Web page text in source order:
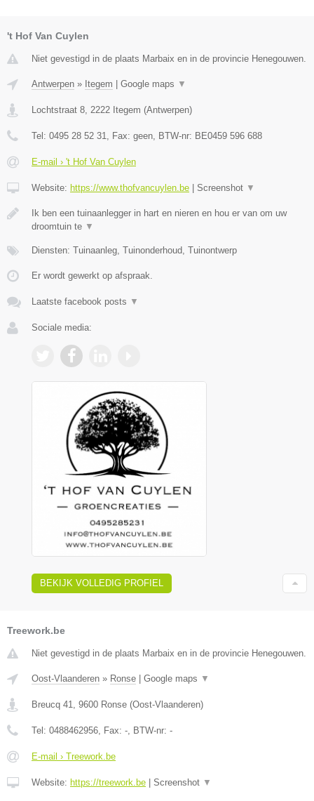
't Hof Van Cuylen
Niet gevestigd in de plaats Marbaix en in de provincie Henegouwen.
Antwerpen » Itegem Google maps ▼
Lochtstraat 8 2222 Itegem (Antwerpen)
Tel: 0495 28 52 31 , Fax: geen , BTW-nr: BE0459 596 688
E-mail › 't Hof Van Cuylen
Website: https://www.thofvancuylen.be Screenshot ▼
Ik ben een tuinaanlegger in hart en nieren en hou er van om uw
droomtuin te ▼
Diensten: Tuinaanleg, Tuinonderhoud, Tuinontwerp
Er wordt gewerkt op afspraak.
Laatste facebook posts ▼
Sociale media:
BEKIJK VOLLEDIG PROFIEL
Treework.be
Niet gevestigd in de plaats Marbaix en in de provincie Henegouwen.
Oost-Vlaanderen » Ronse Google maps ▼
Breucq 41 9600 Ronse (Oost-Vlaanderen)
Tel: 0488462956 , Fax: - , BTW-nr: -
E-mail › Treework.be
Website: https://treework.be Screenshot ▼